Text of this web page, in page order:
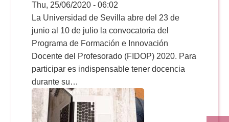
Thu, 25/06/2020 - 06:02
La Universidad de Sevilla abre del 23 de
junio al 10 de julio la convocatoria del
Programa de Formación e Innovación
Docente del Profesorado (FIDOP) 2020. Para
participar es indispensable tener docencia
durante su…